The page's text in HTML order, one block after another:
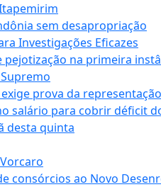
sem desapropriação
Investigações Eficazes
na primeira
prova da representação
salário para cobrir déficit
desta quinta
consórcios ao Novo